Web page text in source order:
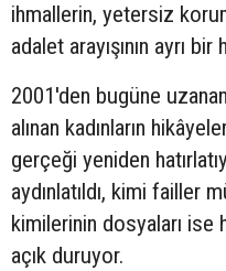
ihmallerin, yetersiz
adalet arayışının ayrı
2001'den bugüne
alınan kadınların
gerçeği yeniden
aydınlatıldı, kimi failler
kimilerinin dosyaları
açık duruyor.